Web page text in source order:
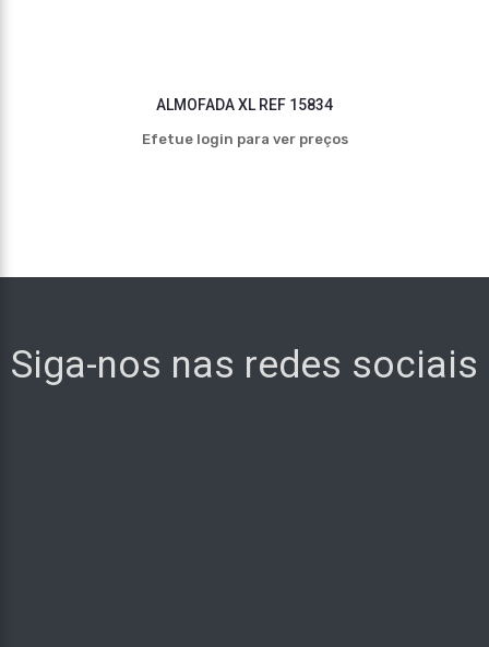
ALMOFADA XL REF 15834
Efetue login para ver preços
Siga-nos nas redes sociais